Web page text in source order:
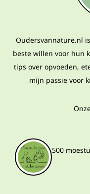
Oudersvannature.nl
beste willen voor hun
tips over opvoeden,
mijn passie voor
500